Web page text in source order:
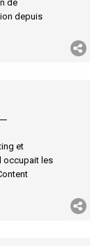
de
depuis
et
occupait les